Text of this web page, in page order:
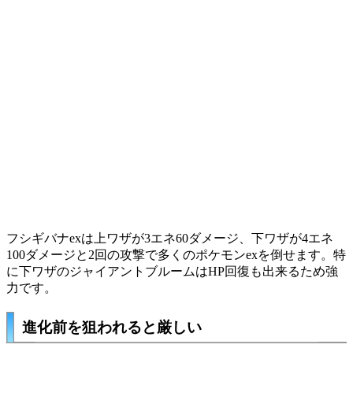
フシギバナexは上ワザが3エネ60ダメージ、下ワザが4エネ
100ダメージと2回の攻撃で多くのポケモンexを倒せます。特
に下ワザのジャイアントブルームはHP回復も出来るため強
力です。
進化前を狙われると厳しい